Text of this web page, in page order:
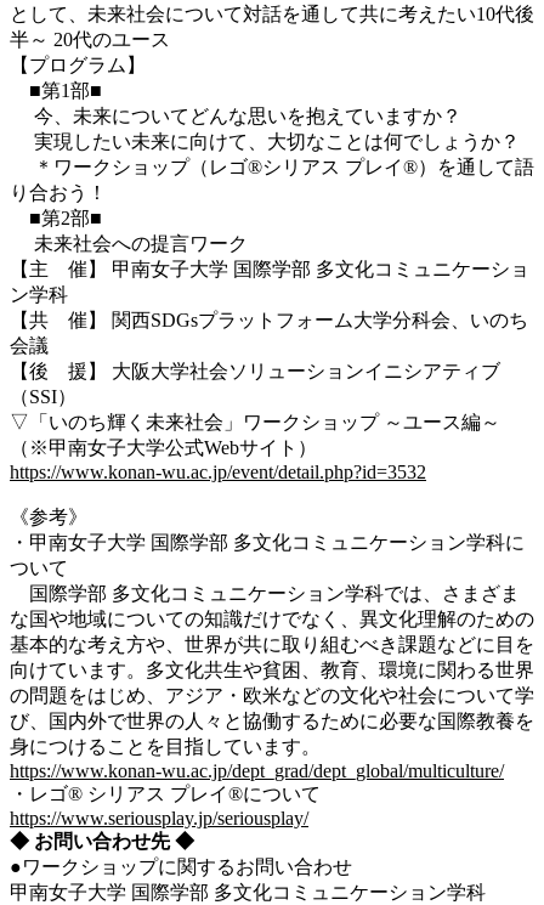
として、未来社会について対話を通して共に考えたい10代後
半～ 20代のユース
【プログラム】
■第1部■
今、未来についてどんな思いを抱えていますか？
実現したい未来に向けて、大切なことは何でしょうか？
＊ワークショップ（レゴ®シリアス プレイ®）を通して語
り合おう！
■第2部■
未来社会への提言ワーク
【主 催】 甲南女子大学 国際学部 多文化コミュニケーショ
ン学科
【共 催】 関西SDGsプラットフォーム大学分科会、いのち
会議
【後 援】 大阪大学社会ソリューションイニシアティブ
（SSI）
▽「いのち輝く未来社会」ワークショップ ～ユース編～
（※甲南女子大学公式Webサイト）
https://www.konan-wu.ac.jp/event/detail.php?id=3532
《参考》
・甲南女子大学 国際学部 多文化コミュニケーション学科に
ついて
国際学部 多文化コミュニケーション学科では、さまざま
な国や地域についての知識だけでなく、異文化理解のための
基本的な考え方や、世界が共に取り組むべき課題などに目を
向けています。多文化共生や貧困、教育、環境に関わる世界
の問題をはじめ、アジア・欧米などの文化や社会について学
び、国内外で世界の人々と協働するために必要な国際教養を
身につけることを目指しています。
https://www.konan-wu.ac.jp/dept_grad/dept_global/multiculture/
・レゴ® シリアス プレイ®について
https://www.seriousplay.jp/seriousplay/
◆ お問い合わせ先 ◆
●ワークショップに関するお問い合わせ
甲南女子大学 国際学部 多文化コミュニケーション学科